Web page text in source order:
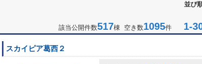
並び
該当公開件数517棟 空き数1095件 1-
スカイピア葛西２